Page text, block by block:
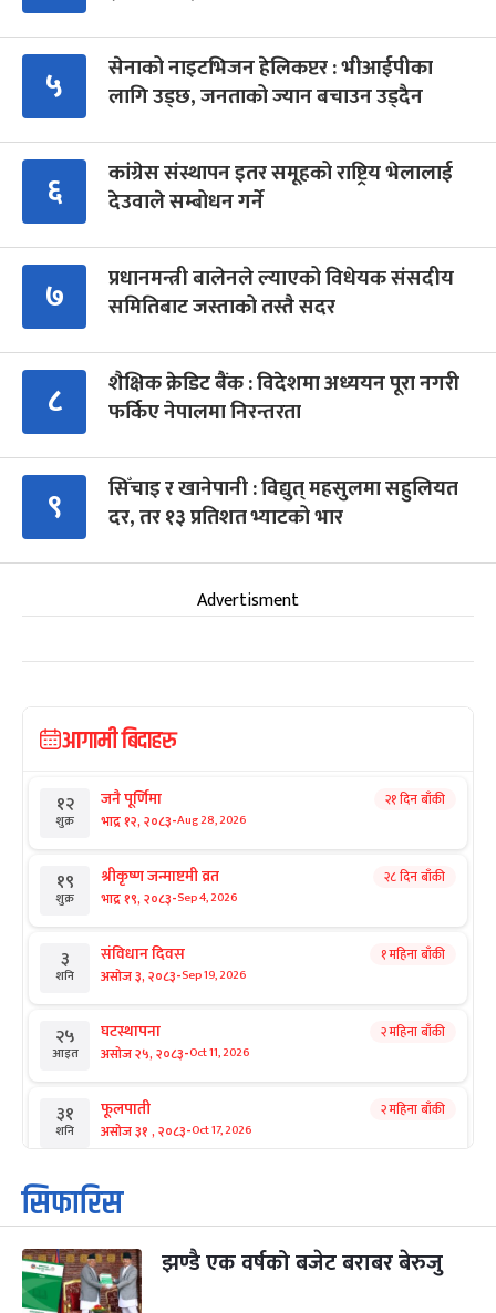
५
सेनाको नाइटभिजन हेलिकप्टर : भीआईपीका
लागि उड्छ, जनताको ज्यान बचाउन उड्दैन
६
कांग्रेस संस्थापन इतर समूहको राष्ट्रिय भेलालाई
देउवाले सम्बोधन गर्ने
७
प्रधानमन्त्री बालेनले ल्याएको विधेयक संसदीय
समितिबाट जस्ताको तस्तै सदर
८
शैक्षिक क्रेडिट बैंक : विदेशमा अध्ययन पूरा नगरी
फर्किए नेपालमा निरन्तरता
९
सिँचाइ र खानेपानी : विद्युत् महसुलमा सहुलियत
दर, तर १३ प्रतिशत भ्याटको भार
Advertisment
आगामी बिदाहरु
१२
शुक्र
जनै पूर्णिमा
भाद्र १२, २०८३-Aug 28, 2026
२१ दिन बाँकी
१९
शुक्र
श्रीकृष्ण जन्माष्टमी व्रत
भाद्र १९, २०८३-Sep 4, 2026
२८ दिन बाँकी
३
शनि
संविधान दिवस
असोज ३, २०८३-Sep 19, 2026
१ महिना बाँकी
२५
आइत
घटस्थापना
असोज २५, २०८३-Oct 11, 2026
२ महिना बाँकी
३१
शनि
फूलपाती
असोज ३१ , २०८३-Oct 17, 2026
२ महिना बाँकी
१
आइत
कार्तिक सङ्क्रान्ति
कार्तिक १, २०८३
३
मंगल
महानवमी
कार्तिक ३, २०८३
२ महिना बाँकी
सिफारिस
झण्डै एक वर्षको बजेट बराबर बेरुजु